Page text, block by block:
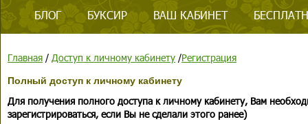
БЛОГ БУКСИР ВАШ КАБИНЕТ
Главная / Доступ к личному кабинету /Регистрация
Полный доступ к личному кабинету
Для получения полного доступа к личному кабинету, Вам
зарегистрироваться, если Вы не сделали этого ранее)